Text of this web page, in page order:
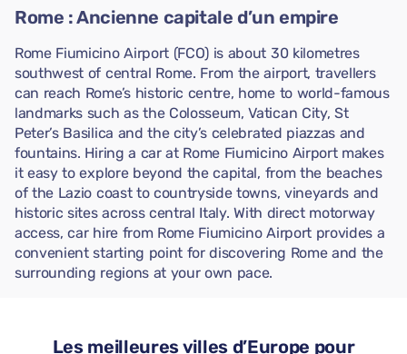
Rome : Ancienne capitale d’un empire
Rome Fiumicino Airport (FCO) is about 30 kilometres
southwest of central Rome. From the airport, travellers
can reach Rome’s historic centre, home to world-famous
landmarks such as the Colosseum, Vatican City, St
Peter’s Basilica and the city’s celebrated piazzas and
fountains. Hiring a car at Rome Fiumicino Airport makes
it easy to explore beyond the capital, from the beaches
of the Lazio coast to countryside towns, vineyards and
historic sites across central Italy. With direct motorway
access, car hire from Rome Fiumicino Airport provides a
convenient starting point for discovering Rome and the
surrounding regions at your own pace.
Les meilleures villes d’Europe pour